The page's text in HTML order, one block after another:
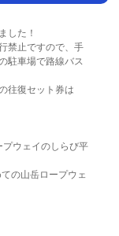
した！
禁止ですので、手
駐車場で路線バス
往復セット券は
ウェイのしらび平
の山岳ロープウェ